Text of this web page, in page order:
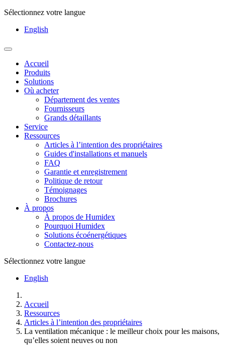
Sélectionnez votre langue
English
Accueil
Produits
Solutions
Où acheter
Département des ventes
Fournisseurs
Grands détaillants
Service
Ressources
Articles à l’intention des propriétaires
Guides d'installations et manuels
FAQ
Garantie et enregistrement
Politique de retour
Témoignages
Brochures
À propos
À propos de Humidex
Pourquoi Humidex
Solutions écoénergétiques
Contactez-nous
Sélectionnez votre langue
English
Accueil
Ressources
Articles à l’intention des propriétaires
La ventilation mécanique : le meilleur choix pour les maisons,
qu’elles soient neuves ou non